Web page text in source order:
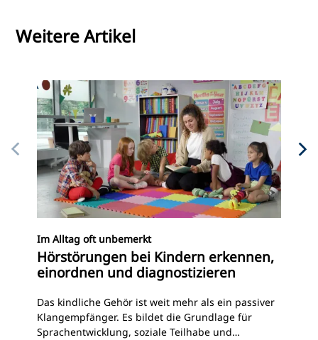
Weitere Artikel
Im Alltag oft unbemerkt
Hörstörungen bei Kindern erkennen,
einordnen und diagnostizieren
Das kindliche Gehör ist weit mehr als ein passiver
Klangempfänger. Es bildet die Grundlage für
Sprachentwicklung, soziale Teilhabe und